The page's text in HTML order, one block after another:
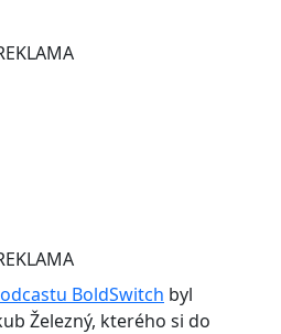
BoldSwitch byl
Železný, kterého si do